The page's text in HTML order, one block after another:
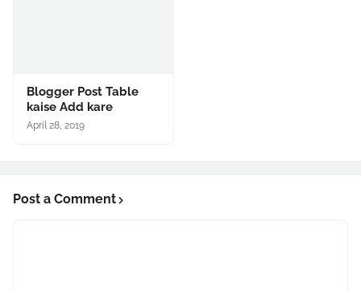
Blogger Post Table
kaise Add kare
April 28, 2019
Post a Comment